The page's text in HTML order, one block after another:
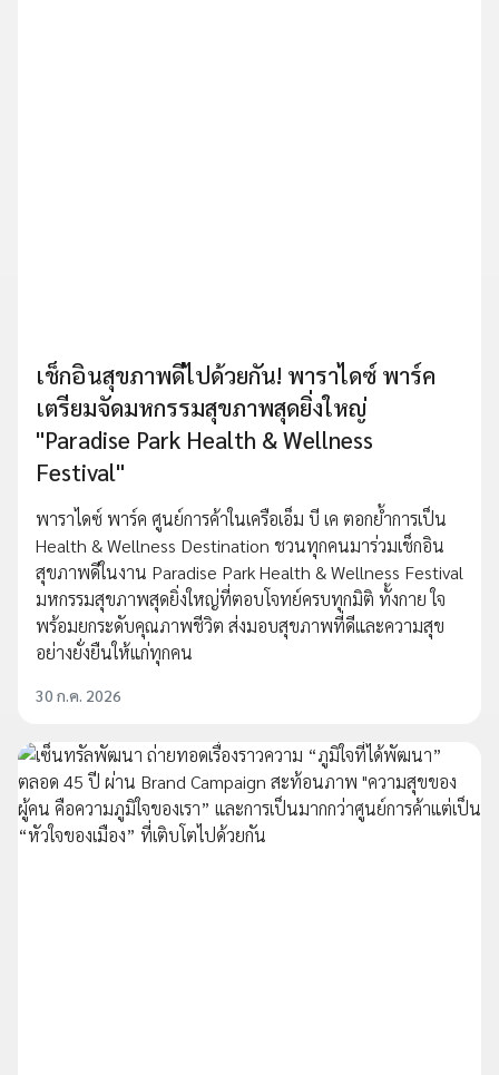
เช็กอินสุขภาพดีไปด้วยกัน! พาราไดซ์ พาร์ค
เตรียมจัดมหกรรมสุขภาพสุดยิ่งใหญ่
"Paradise Park Health & Wellness
Festival"
พาราไดซ์ พาร์ค ศูนย์การค้าในเครือเอ็ม บี เค ตอกย้ำการเป็น
Health & Wellness Destination ชวนทุกคนมาร่วมเช็กอิน
สุขภาพดีในงาน Paradise Park Health & Wellness Festival
มหกรรมสุขภาพสุดยิ่งใหญ่ที่ตอบโจทย์ครบทุกมิติ ทั้งกาย ใจ
พร้อมยกระดับคุณภาพชีวิต ส่งมอบสุขภาพที่ดีและความสุข
อย่างยั่งยืนให้แก่ทุกคน
30 ก.ค. 2026